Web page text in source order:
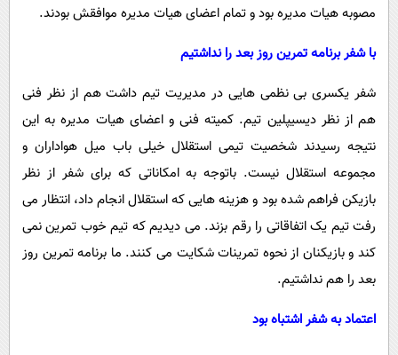
مصوبه هیات مدیره بود و تمام اعضای هیات مدیره موافقش بودند.
با شفر برنامه تمرین روز بعد را نداشتیم
شفر یکسری بی نظمی هایی در مدیریت تیم داشت هم از نظر فنی
هم از نظر دیسیپلین تیم. کمیته فنی و اعضای هیات مدیره به این
نتیجه رسیدند شخصیت تیمی استقلال خیلی باب میل هواداران و
مجموعه استقلال نیست. باتوجه به امکاناتی که برای شفر از نظر
بازیکن فراهم شده بود و هزینه هایی که استقلال انجام داد، انتظار می
رفت تیم یک اتفاقاتی را رقم بزند. می دیدیم که تیم خوب تمرین نمی
کند و بازیکنان از نحوه تمرینات شکایت می کنند. ما برنامه تمرین روز
بعد را هم نداشتیم.
اعتماد به شفر اشتباه بود